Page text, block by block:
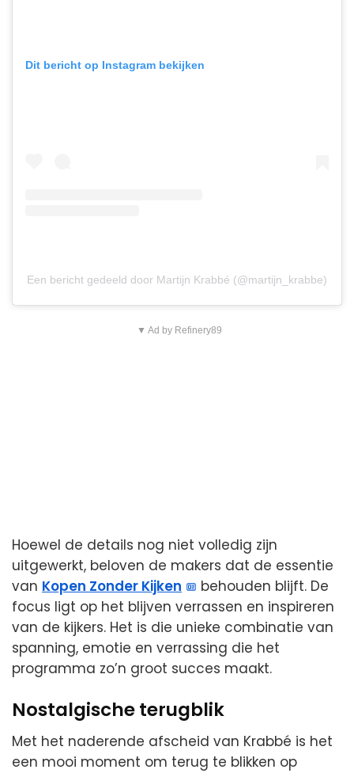
Dit bericht op Instagram bekijken
Een bericht gedeeld door Martijn Krabbé (@martijn_krabbe)
▼ Ad by Refinery89
Hoewel de details nog niet volledig zijn
uitgewerkt, beloven de makers dat de essentie
van Kopen Zonder Kijken
behouden blijft. De
focus ligt op het blijven verrassen en inspireren
van de kijkers. Het is die unieke combinatie van
spanning, emotie en verrassing die het
programma zo’n groot succes maakt.
Nostalgische terugblik
Met het naderende afscheid van Krabbé is het
een mooi moment om terug te blikken op